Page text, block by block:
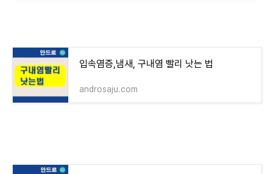
입속염증,냄새, 구내염 빨리 낫는 법
androsaju.com